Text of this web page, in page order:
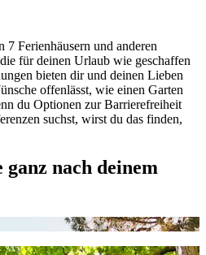
7 Ferienhäusern und anderen
für deinen Urlaub wie geschaffen
bieten dir und deinen Lieben
offenlässt, wie einen Garten
du Optionen zur Barrierefreiheit
suchst, wirst du das finden,
nach deinem